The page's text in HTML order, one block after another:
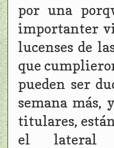
por una
importanter
lucenses de
que
pueden ser
semana más,
titulares,
el lateral